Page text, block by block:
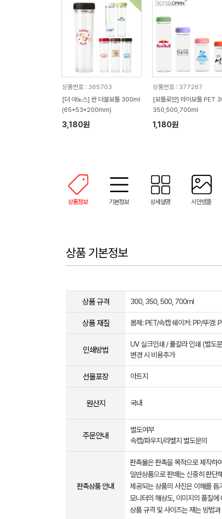
상품번호 : 365703
[더 야노스] 싼 더블보틀 300ml
(65*53*200mm)
3,180원
상품번호 : 377267
[보틀로만] 마이보틀 PET
350,500,700ml
1,180원
상품정보 기본정보 상세설명 시안샘플
상품 기본정보
상품 규격 300, 350, 500, 700ml
상품 재질 몸체: PET/속캡 쉐이커: PP/뚜껑:
인쇄방법
UV 실크인쇄 / 풀칼라 인쇄 (별도
변경 시 비용추가
선물포장 아트지
원산지 국내
주문안내
별도여부
속캡/파우치/라벨지 별도문의
판촉상품 안내
판촉물은 판촉을 목적으로 제작하
일반상품으로 판매는 신중히 판단
제공되는 상품의 사진은 이해를
모니터의 해상도, 이미지의 품질
상품 규격 및 사이즈는 재는 방법